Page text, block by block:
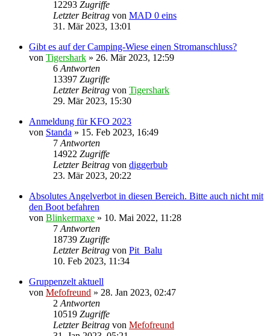
12293 Zugriffe
Letzter Beitrag von MAD 0 eins
31. Mär 2023, 13:01
Gibt es auf der Camping-Wiese einen Stromanschluss?
von Tigershark » 26. Mär 2023, 12:59
6 Antworten
13397 Zugriffe
Letzter Beitrag von Tigershark
29. Mär 2023, 15:30
Anmeldung für KFO 2023
von Standa » 15. Feb 2023, 16:49
7 Antworten
14922 Zugriffe
Letzter Beitrag von diggerbub
23. Mär 2023, 20:22
Absolutes Angelverbot in diesen Bereich. Bitte auch nicht mit
den Boot befahren
von Blinkermaxe » 10. Mai 2022, 11:28
7 Antworten
18739 Zugriffe
Letzter Beitrag von Pit_Balu
10. Feb 2023, 11:34
Gruppenzelt aktuell
von Mefofreund » 28. Jan 2023, 02:47
2 Antworten
10519 Zugriffe
Letzter Beitrag von Mefofreund